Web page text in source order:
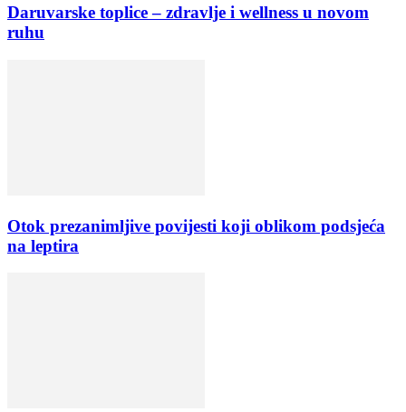
Daruvarske toplice – zdravlje i wellness u novom
ruhu
Otok prezanimljive povijesti koji oblikom podsjeća
na leptira